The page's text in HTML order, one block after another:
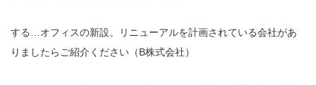
する…オフィスの新設。リニューアルを計画されている会社があ
りましたらご紹介ください（B株式会社）